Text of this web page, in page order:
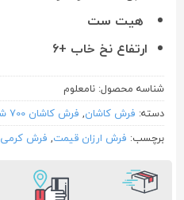
هیت ست
ارتفاع نخ خاب +۶
شناسه محصول: نامعلوم
دسته: فرش کاشان, فرش کاشان 700 شانه - نخ ایرانی(ورژن.تاپس)
برچسب: فرش ارزان قیمت, فرش کرمی